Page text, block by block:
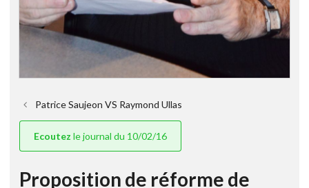
Patrice Saujeon VS Raymond Ullas
Ecoutez le journal du 10/02/16
Proposition de réforme de